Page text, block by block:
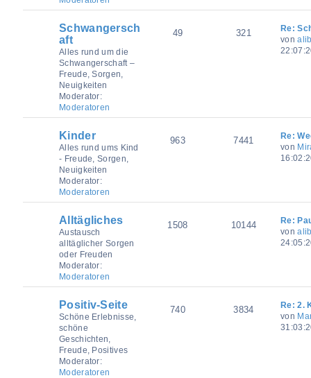
Schwangersch
aft
Alles rund um die
Schwangerschaft –
Freude, Sorgen,
Neuigkeiten
Moderator:
Moderatoren
49 321
Re:
von
Kinder
Alles rund ums Kind
- Freude, Sorgen,
Neuigkeiten
Moderator:
Moderatoren
963 7441
Re:
von
Alltägliches
Austausch
alltäglicher Sorgen
oder Freuden
Moderator:
Moderatoren
1508 10144
Re:
von
Positiv-Seite
Schöne Erlebnisse,
schöne
Geschichten,
Freude, Positives
Moderator:
Moderatoren
740 3834
Re: 2.
von